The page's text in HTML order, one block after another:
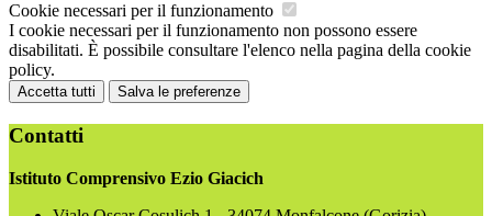
Cookie necessari per il funzionamento
I cookie necessari per il funzionamento non possono essere
disabilitati. È possibile consultare l'elenco nella pagina della cookie
policy.
Accetta tutti Salva le preferenze
Contatti
Istituto Comprensivo Ezio Giacich